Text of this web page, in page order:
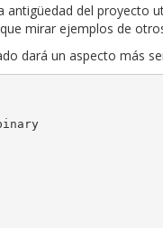
antigüedad del proyecto
mirar ejemplos de
dará un aspecto más